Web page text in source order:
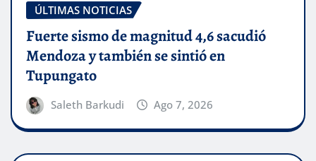
ÚLTIMAS NOTICIAS
Fuerte sismo de magnitud 4,6 sacudió
Mendoza y también se sintió en
Tupungato
Saleth Barkudi Ago 7, 2026